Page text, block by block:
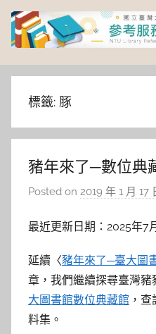
Skip
content
臺
灣
大
學
書
館
參
標籤: 豚
豬年來了─數位典
Posted on 2019 年 1 月 17
最近更新日期：2025年7
延續〈豬年來了─臺大圖
章，我們繼續探尋臺灣
大圖書館數位典藏館 ，
料集。